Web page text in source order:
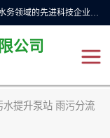
青岛铭源环保科技有限公司是一家专注于环保与智慧水务领域的先进科技企业，公司专注于云智能一体化预制泵站、水务循环利用、海绵城市、云智慧水务开发及新型环保技术研发等领域。铭源环保以为客户提供优质产品、专业技术服务为己任。为客户提供量身定制方案，提供多种配置方案满足实际使用要求。严控供货周期，并提供高标准后期维护。以环保为己任，视质量如生命，以技术做先导，靠诚信赢客户。
公司
水提升泵站 雨污分流